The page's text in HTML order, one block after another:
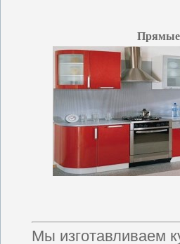
Прямые
Мы изготавливаем